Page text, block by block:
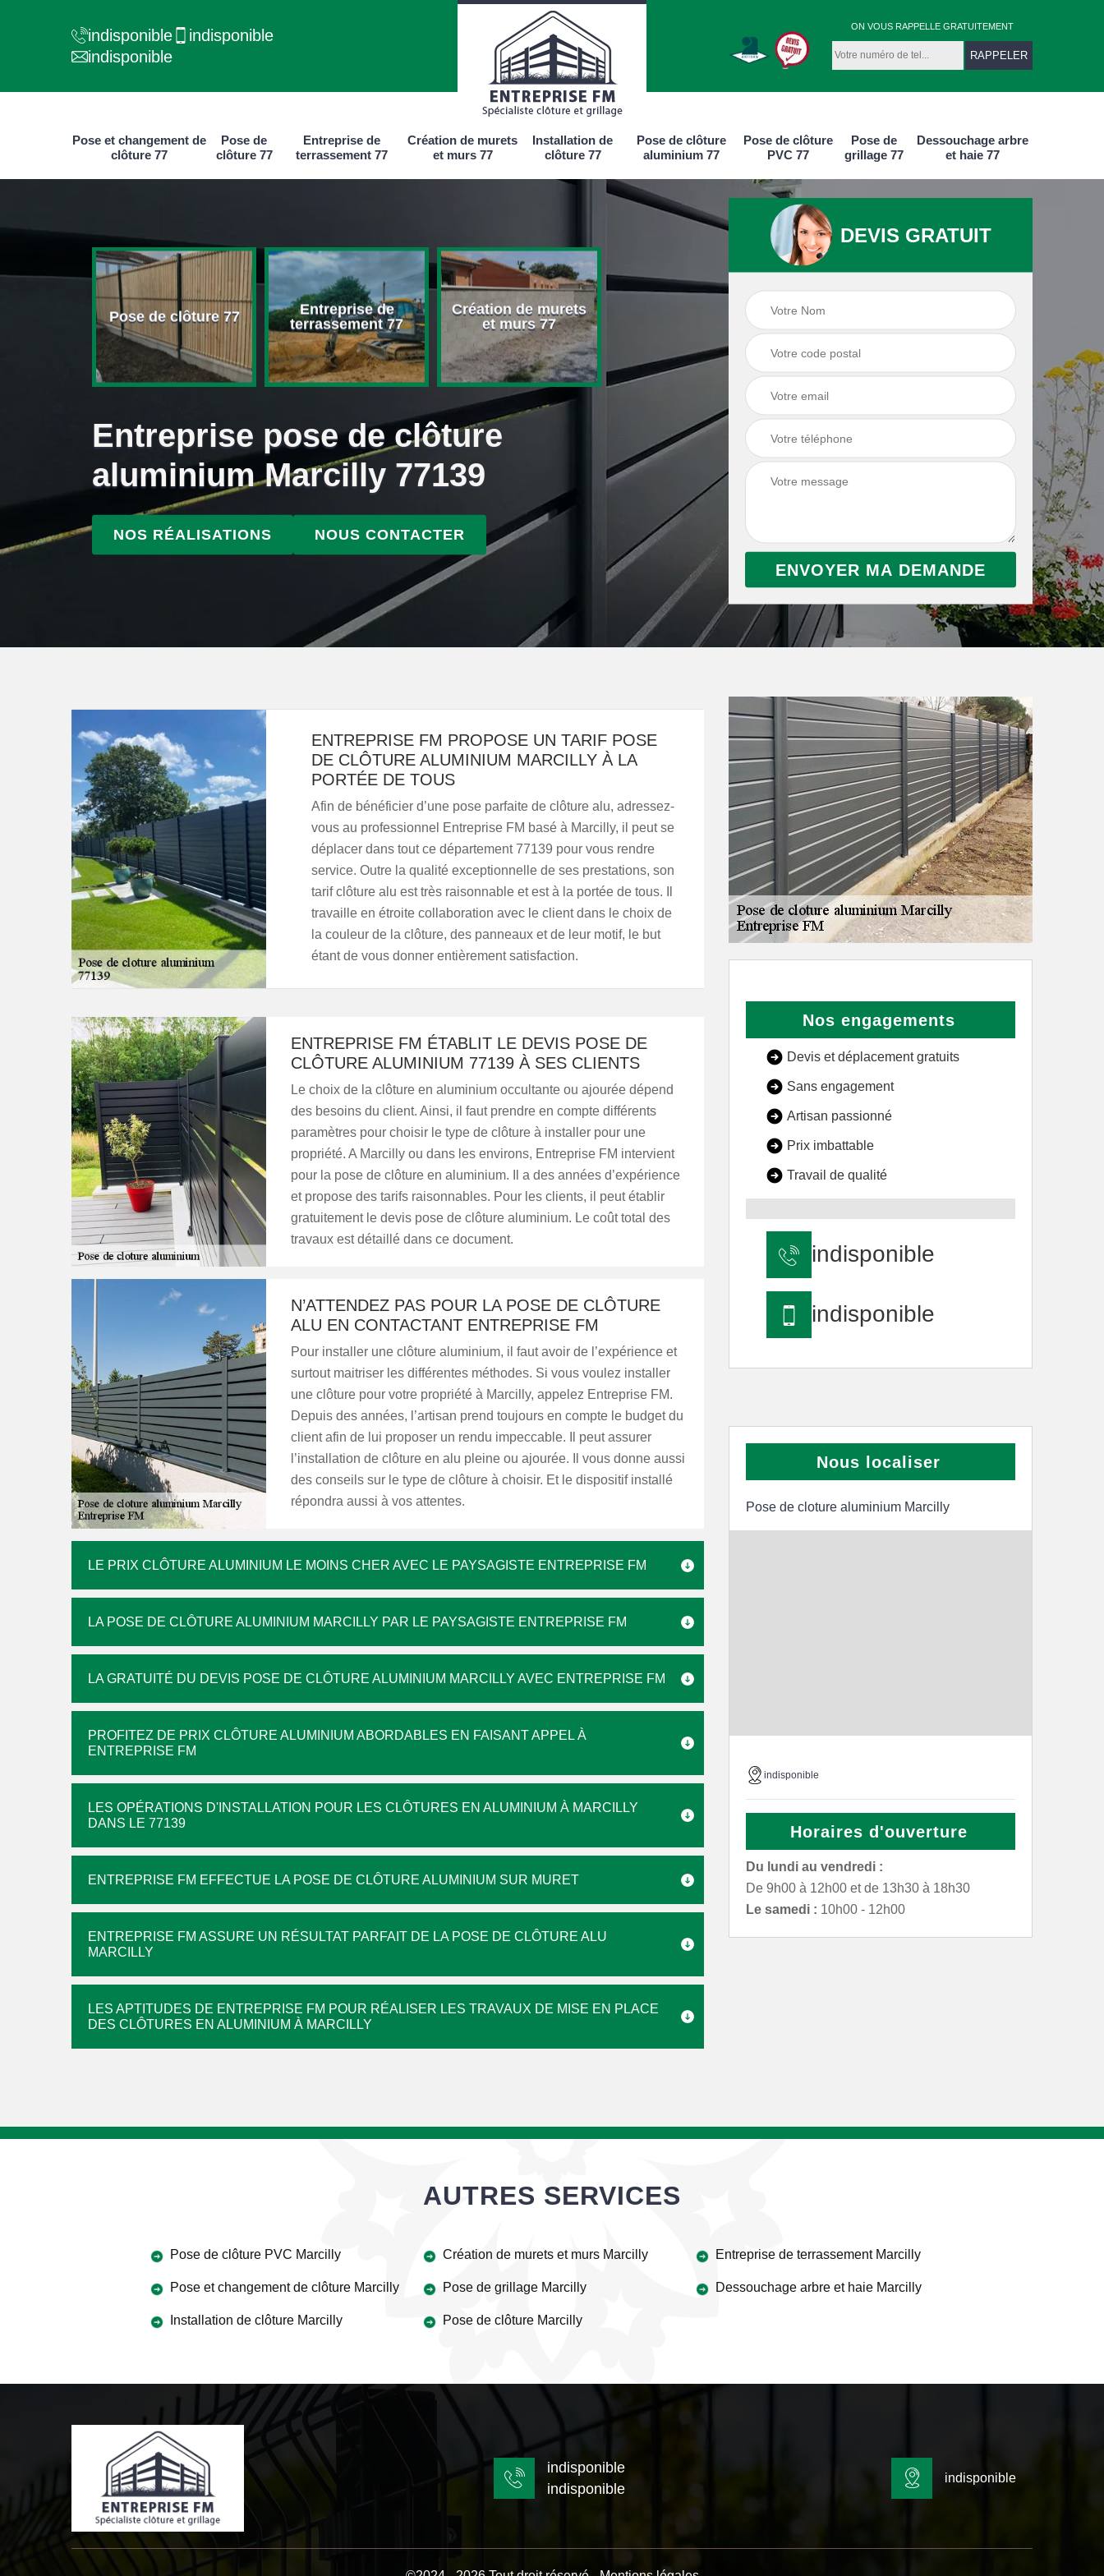
indisponible
indisponible
indisponible
ON VOUS RAPPELLE GRATUITEMENT
Pose et changement de
clôture 77
Pose de
clôture 77
Entreprise de
terrassement 77
Création de murets
et murs 77
Installation de
clôture 77
Pose de clôture
aluminium 77
Pose de clôture
PVC 77
Pose de
grillage 77
Dessouchage arbre
et haie 77
Pose de clôture 77
Entreprise de
terrassement 77
Création de murets
et murs 77
Pose de clôture
Pose de clôture
PVC 77
Entreprise pose de clôture
aluminium Marcilly 77139
NOS RÉALISATIONS NOUS CONTACTER
DEVIS GRATUIT
ENTREPRISE FM PROPOSE UN TARIF POSE
DE CLÔTURE ALUMINIUM MARCILLY À LA
PORTÉE DE TOUS
Afin de bénéficier d’une pose parfaite de clôture alu, adressez-
vous au professionnel Entreprise FM basé à Marcilly, il peut se
déplacer dans tout ce département 77139 pour vous rendre
service. Outre la qualité exceptionnelle de ses prestations, son
tarif clôture alu est très raisonnable et est à la portée de tous. Il
travaille en étroite collaboration avec le client dans le choix de
la couleur de la clôture, des panneaux et de leur motif, le but
étant de vous donner entièrement satisfaction.
ENTREPRISE FM ÉTABLIT LE DEVIS POSE DE
CLÔTURE ALUMINIUM 77139 À SES CLIENTS
Le choix de la clôture en aluminium occultante ou ajourée dépend
des besoins du client. Ainsi, il faut prendre en compte différents
paramètres pour choisir le type de clôture à installer pour une
propriété. A Marcilly ou dans les environs, Entreprise FM intervient
pour la pose de clôture en aluminium. Il a des années d’expérience
et propose des tarifs raisonnables. Pour les clients, il peut établir
gratuitement le devis pose de clôture aluminium. Le coût total des
travaux est détaillé dans ce document.
N’ATTENDEZ PAS POUR LA POSE DE CLÔTURE
ALU EN CONTACTANT ENTREPRISE FM
Pour installer une clôture aluminium, il faut avoir de l’expérience et
surtout maitriser les différentes méthodes. Si vous voulez installer
une clôture pour votre propriété à Marcilly, appelez Entreprise FM.
Depuis des années, l’artisan prend toujours en compte le budget du
client afin de lui proposer un rendu impeccable. Il peut assurer
l’installation de clôture en alu pleine ou ajourée. Il vous donne aussi
des conseils sur le type de clôture à choisir. Et le dispositif installé
répondra aussi à vos attentes.
LE PRIX CLÔTURE ALUMINIUM LE MOINS CHER AVEC LE PAYSAGISTE ENTREPRISE FM
LA POSE DE CLÔTURE ALUMINIUM MARCILLY PAR LE PAYSAGISTE ENTREPRISE FM
LA GRATUITÉ DU DEVIS POSE DE CLÔTURE ALUMINIUM MARCILLY AVEC ENTREPRISE FM
PROFITEZ DE PRIX CLÔTURE ALUMINIUM ABORDABLES EN FAISANT APPEL À
ENTREPRISE FM
LES OPÉRATIONS D'INSTALLATION POUR LES CLÔTURES EN ALUMINIUM À MARCILLY
DANS LE 77139
ENTREPRISE FM EFFECTUE LA POSE DE CLÔTURE ALUMINIUM SUR MURET
ENTREPRISE FM ASSURE UN RÉSULTAT PARFAIT DE LA POSE DE CLÔTURE ALU
MARCILLY
LES APTITUDES DE ENTREPRISE FM POUR RÉALISER LES TRAVAUX DE MISE EN PLACE
DES CLÔTURES EN ALUMINIUM À MARCILLY
Nos engagements
Devis et déplacement gratuits
Sans engagement
Artisan passionné
Prix imbattable
Travail de qualité
indisponible
indisponible
Nous localiser
Pose de cloture aluminium Marcilly
indisponible
Horaires d'ouverture
Du lundi au vendredi :
De 9h00 à 12h00 et de 13h30 à 18h30
Le samedi : 10h00 - 12h00
AUTRES SERVICES
Pose de clôture PVC Marcilly
Pose et changement de clôture Marcilly
Installation de clôture Marcilly
Création de murets et murs Marcilly
Pose de grillage Marcilly
Pose de clôture Marcilly
Entreprise de terrassement Marcilly
Dessouchage arbre et haie Marcilly
indisponible
indisponible
indisponible